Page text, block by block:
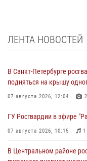
ЛЕНТА НОВОСТЕЙ
В Санкт-Петербурге
подняться на крышу
07 августа 2026, 12:04 2
ГУ Росгвардии в эфире
07 августа 2026, 10:15 1
В Центральном районе